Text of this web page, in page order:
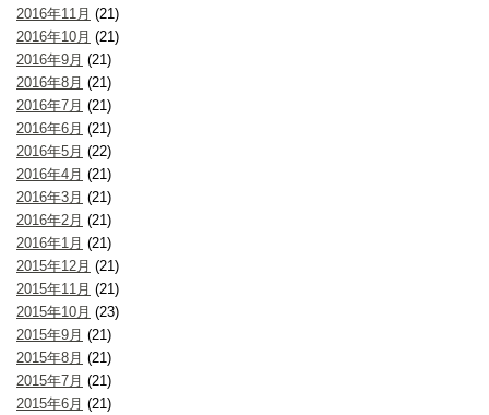
2016年11月 (21)
2016年10月 (21)
2016年9月 (21)
2016年8月 (21)
2016年7月 (21)
2016年6月 (21)
2016年5月 (22)
2016年4月 (21)
2016年3月 (21)
2016年2月 (21)
2016年1月 (21)
2015年12月 (21)
2015年11月 (21)
2015年10月 (23)
2015年9月 (21)
2015年8月 (21)
2015年7月 (21)
2015年6月 (21)